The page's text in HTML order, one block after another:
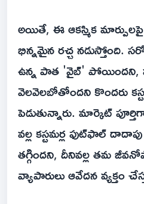
అయితే, ఈ ఆకస్మిక
భిన్నమైన రచ్చ నడుస్తోంది.
ఉన్న పాత 'వైబ్' పోయిందని,
వెలవెలబోతోందని కొందరు
పెడుతున్నారు. మార్కెట్
వల్ల కస్టమర్ల ఫుట్‌ఫాల్
తగ్గిందని, దీనివల్ల తమ
వ్యాపారులు ఆవేదన వ్యక్తం